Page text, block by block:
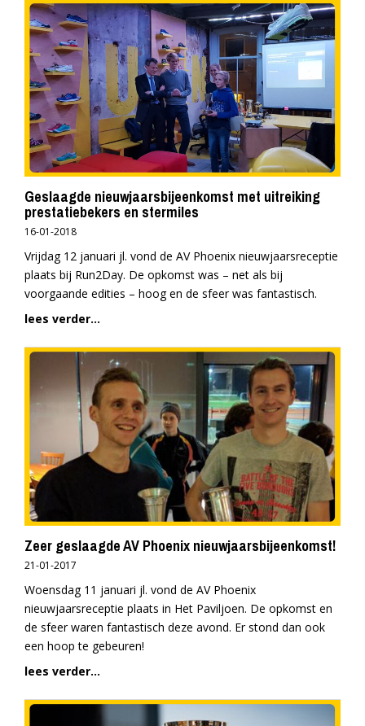
Geslaagde nieuwjaarsbijeenkomst met uitreiking
prestatiebekers en stermiles
16-01-2018
Vrijdag 12 januari jl. vond de AV Phoenix nieuwjaarsreceptie
plaats bij Run2Day. De opkomst was – net als bij
voorgaande edities – hoog en de sfeer was fantastisch.
lees verder...
Zeer geslaagde AV Phoenix nieuwjaarsbijeenkomst!
21-01-2017
Woensdag 11 januari jl. vond de AV Phoenix
nieuwjaarsreceptie plaats in Het Paviljoen. De opkomst en
de sfeer waren fantastisch deze avond. Er stond dan ook
een hoop te gebeuren!
lees verder...